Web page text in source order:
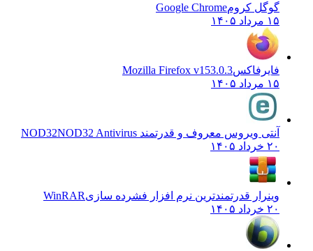
گوگل کرومGoogle Chrome
۱۵ مرداد ۱۴۰۵
فایرفاکسMozilla Firefox v153.0.3
۱۵ مرداد ۱۴۰۵
آنتی ویروس معروف و قدرتمند NOD32 NOD32 Antivirus
۲۰ خرداد ۱۴۰۵
وینرار قدرتمندترین نرم افزار فشرده سازیWinRAR
۲۰ خرداد ۱۴۰۵